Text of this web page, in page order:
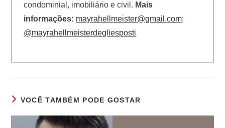
condominial, imobiliário e civil. Mais
informações: mayrahellmeister@gmail.com;
@mayrahellmeisterdegliesposti
VOCÊ TAMBÉM PODE GOSTAR